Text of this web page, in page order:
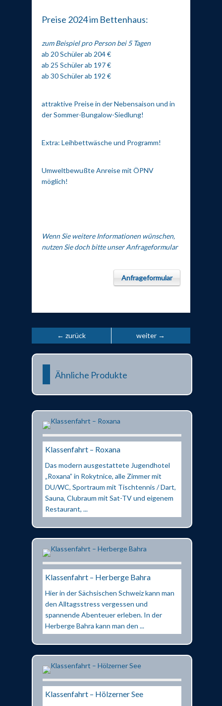
Preise 2024 im Bettenhaus:
zum Beispiel pro Person bei 5 Tagen
ab 20 Schüler ab 204 €
ab 25 Schüler ab 197 €
ab 30 Schüler ab 192 €
attraktive Preise in der Nebensaison und in
der Sommer-Bungalow-Siedlung!
Extra: Leihbettwäsche und Programm!
Umweltbewußte Anreise mit ÖPNV
möglich!
Wenn Sie weitere Informationen wünschen,
nutzen Sie doch bitte unser Anfrageformular
Anfrageformular
← zurück weiter →
Ähnliche Produkte
Klassenfahrt – Roxana
Das modern ausgestattete Jugendhotel
„Roxana” in Rokytnice, alle Zimmer mit
DU/WC, Sportraum mit Tischtennis / Dart,
Sauna, Clubraum mit Sat-TV und eigenem
Restaurant, ...
Klassenfahrt – Herberge Bahra
Hier in der Sächsischen Schweiz kann man
den Alltagsstress vergessen und
spannende Abenteuer erleben. In der
Herberge Bahra kann man den ...
Klassenfahrt – Hölzerner See